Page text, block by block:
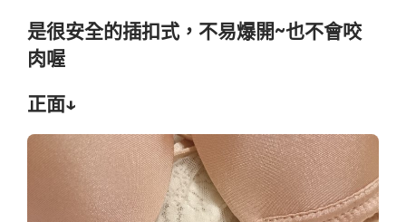
是很安全的插扣式，不易爆開~也不會咬
肉喔
正面↓